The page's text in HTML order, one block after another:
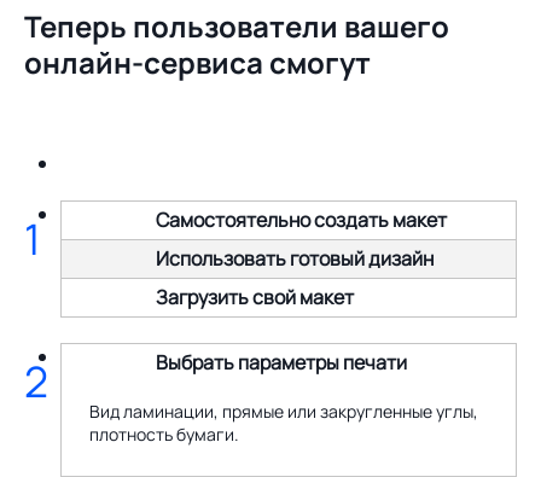
Теперь пользователи вашего
онлайн-сервиса смогут
Самостоятельно создать макет
Использовать готовый дизайн
Загрузить свой макет
1
Выбрать параметры печати
Вид ламинации, прямые или закругленные углы,
плотность бумаги.
2